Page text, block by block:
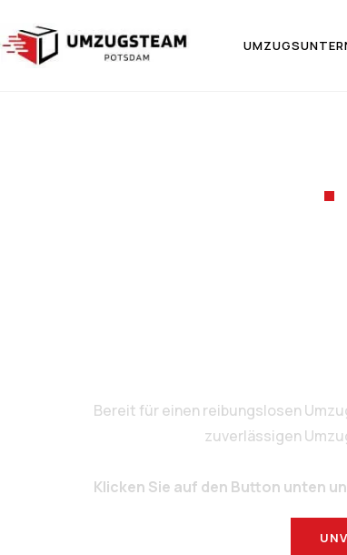
Bereit für einen reibungslosen
zuverlässigen
Klicken Sie auf den Button unten